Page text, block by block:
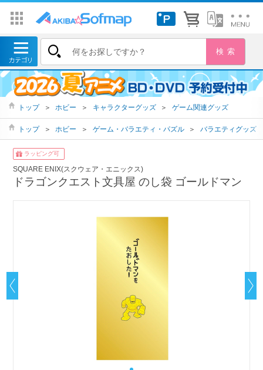
トップ ＞ ホビー ＞ キャラクターグッズ ＞ ゲーム関連グッズ
トップ ＞ ホビー ＞ ゲーム・バラエティ・パズル ＞ バラエティグッズ
ラッピング可
SQUARE ENIX(スクウェア・エニックス)
ドラゴンクエスト文具屋 のし袋 ゴールドマン